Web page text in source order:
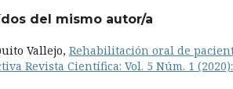
del mismo autor/a
Vallejo, Rehabilitación oral de
Revista Científica: Vol. 5 Núm. 1 (2020):